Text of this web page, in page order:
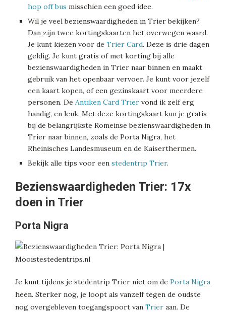
hop off bus misschien een goed idee.
Wil je veel bezienswaardigheden in Trier bekijken?
Dan zijn twee kortingskaarten het overwegen waard.
Je kunt kiezen voor de Trier Card. Deze is drie dagen
geldig. Je kunt gratis of met korting bij alle
bezienswaardigheden in Trier naar binnen en maakt
gebruik van het openbaar vervoer. Je kunt voor jezelf
een kaart kopen, of een gezinskaart voor meerdere
personen. De Antiken Card Trier vond ik zelf erg
handig, en leuk. Met deze kortingskaart kun je gratis
bij de belangrijkste Romeinse bezienswaardigheden in
Trier naar binnen, zoals de Porta Nigra, het
Rheinisches Landesmuseum en de Kaiserthermen.
Bekijk alle tips voor een stedentrip Trier.
Bezienswaardigheden Trier: 17x
doen in Trier
Porta Nigra
Je kunt tijdens je stedentrip Trier niet om de Porta Nigra
heen. Sterker nog, je loopt als vanzelf tegen de oudste
nog overgebleven toegangspoort van Trier aan. De